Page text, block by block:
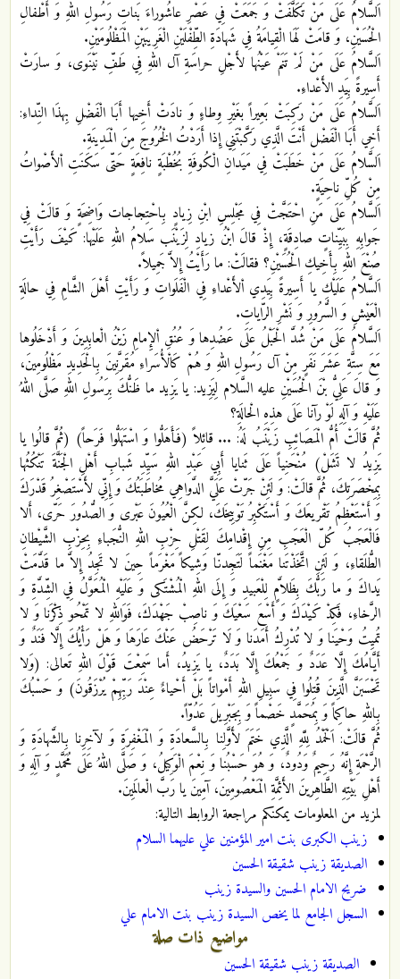
اَلسَّلامُ عَلَى مَنْ تَكَلَّفَتْ وَ جَمَعَتْ فِي عَصْرِ عاشُوراءَ بَناتِ رَسُولِ اللهِ وَ أَطْفالِ
الْحُسَيْنِ، وَ قامَتْ لَهَا الْقِيامَةُ فِي شَهادَةِ الطِّفْلَيْنِ الْغَرِيبَيْنِ الْمَظْلُومَيْنِ.
اَلسَّلامُ عَلَى مَنْ لَمْ تَنَمْ عَيْنُها لأَجْلِ حراسَةِ آل اللهِ فِي طَفِّ نَيْنَوى، وَ سارَتْ
أَسِيرةً بِيَدِ الأَعْداءِ.
اَلسَّلامُ عَلَى مَنْ رَكِبَتْ بَعِيراً بغَيْرِ وِطاءٍ وَ نادَتْ أَخِيها أَبَا الْفَضْلِ بِهذَا النِّداءِ:
أَخِي أَبَا الْفَضْل أَنْتَ الَّذِي رَكَّبْتَنِي إِذا أَرَدْتُ الْخُرُوجَ مِنَ الْمَدِينَةِ.
اَلسَّلامُ عَلَى مَنْ خَطَبَتْ فِي مَيَدانِ الْكُوفَةِ بُخُطْبَةٍ نافِعَةٍ حَتّى سَكَنَتِ اْلأَصْواتُ
مِنْ كُلِّ ناحِيَةٍ.
اَلسَّلامُ عَلَى مَنِ احْتَجَّتْ فِي مَجْلِسِ ابْنِ زِيادٍ بِاحْتِجاجات وَاضِحَةٍ وَ قالَتْ فِي
جَوابِهِ بِبَيِّناتٍ صادِقَةٍ، إِذْ قالَ ابْنُ زيادِ لِزَيْنَب سَلامُ اللهِ عَلَيْها: كَيْفَ رَأَيْتِ
صُنْعَ اللهِ بِأَخِيكِ الْحُسَيْنِ؟ فقالَتْ: ما رَأَيْتُ إِلاَّ جَمِيلاً.
اَلسَّلامُ عَلَيْكِ يا أَسِيرةً بِيَدِي اْلأَعْداءِ فِي الْفَلَواتِ وَ رَأَيْتِ أَهْلَ الشَّامِ فِي حالَةِ
الْعَيْشِ وَ السُّرُورِ وَ نَشْرِ الرّاياتِ.
اَلسَّلامُ عَلَى مَنْ شُدَّ الْحَبْلُ عَلَى عَضُدِها وَ عُنُقِ اْلإِمامِ زَيْنُ الْعابِدِينَ وَ أَدْخَلُوها
مَعَ سِتَّةِ عَشَرَ نَفَرٍ مِنْ آل رَسُولِ اللهِ وَ هُمْ كَاْلأُسَراءِ مُقَرَّنِينَ بِالْحَدِيدِ مَظْلُومِينَ،
وَ قالَ عَلِيُّ بْنَ الْحُسَيْنِ عليه السَّلام لِيَزِيد: يا يَزِيد ما ظَنُّكَ بِرَسُولِ اللهِ صَلَّى اللهُ
عَلَيْهِ وَ آلِهِ لَوْ رآنا عَلَى هذِهِ الْحالَةِ؟
ثُمَّ قالَتْ أُمُّ الْمَصَائِبِ زَيْنَبُ لَهُ: ... قائِلاً (فَأَهَلُّوا وَ اسْتَهَلُّوا فَرَحاً) (ثُمَّ قالُوا يا
يَزِيدُ لا تَشَلْ) مُنْحَنِياً عَلَى ثَنايا أَبِي عَبْدِ اللهِ سَيِّدِ شَبابِ أَهْلِ الْجَنَّةَ تَنْكُثُها
بِمِخْصَرَتِكَ، ثُمَّ قالَتْ: وَ لَئِنْ جَرّتْ عَلَيَّ الدَّواهِي مُخاطَبَتُكَ وَ إِنِّي لأَسْتَصْغِرُ قَدْرَكَ
وَ أَسْتَعْظِمُ تَقْريعَكَ وَ أَسْتَكْبِرُ تَوْبِيخَكَ، لكِنَّ الْعُيُونَ عَبْرى وَ الصُّدُورَ حَرّى، أَلا
فَالْعَجَبُ كُلّ الْعَجَبِ مِنِ إِقْدامِكَ لِقَتْلِ حِزْبِ اللهِ النُّجَباءِ بِحِزْبِ الشَّيْطانِ
الطُّلَقاءِ، وَ لَئِنِ اتَّخَذْتَنا مَغْنَماً لَتَجِدنّا وَشِيكاً مَغْرَماً حِينَ لا تَجِدُ إِلاَّ ما قَدَّمَتْ
يَداكَ وَ ما رَبُّكَ بِظَلاَّمٍ لِلْعَبيدِ وَ إِلَى اللهِ الْمُشْتَكى وَ عَلَيْهِ الْمُعَوَّلُ فِي الشِّدَّةِ وَ
الرَّخاءِ، فَكِدْ كَيْدَكَ وَ أَسْعَ سَعْيَكَ وَ ناصِبْ جَهْدَكَ، فَوَاللهِ لا تَمْحُو ذِكْرَنا وَ لا
تُميِتُ وَحْيَنا وَ لا تُدْرِكُ أَمَدَنا وَ لَا تَرْحَضُ عَنْكَ عَارَهَا وَ هَلْ رَأْيُكَ‏ إِلَّا فَنَدٌ وَ
أَيَّامُكَ إِلَّا عَدَدٌ وَ جَمْعُكَ إِلَّا بَدَدٌ، يا يَزِيدُ، أَما سَمِعْتَ قَوْلَ اللهِ تَعالى: (وَلا
تَحْسَبَنَّ الَّذِينَ قُتِلُوا فِي سَبِيلِ اللهِ أَمْواتاً بَلْ أَحْياءٌ عِنْدَ رَبِّهِمْ يُرْزَقُونَ) وَ حَسْبُكَ
بِاللهِ حاكِماً وَ بِمُحَمَّدٍ خَصْماً وَ بِجَبْرِيلَ عَدُوّاً.
ثُمَّ قالَتْ: اَلْحَمْدُ لِلَّهِ الَّذِي خَتَمَ لأَوَّلِنا بِالسَّعادَةِ وَ الْمَغْفِرَةِ وَ لآخِرِنا بِالشَّهادَةِ وَ
الرَّحْمَةِ إِنَّهُ رَحِيمٌ وَدُودٌ، وَ هُوَ حَسْبُنا وَ نِعْمَ الْوَكِيلُ، وَ صَلَّى اللهُ عَلَى مُحَمَّدٍ وَ آلِهِ وَ
أَهْلِ بَيْتِهِ الطَّاهِرينَ الأَئِمَّةِ الْمَعْصُومِينَ، آمِينَ يا رَبَّ الْعالَمِينَ.
لمزيد من المعلومات يمكنكم مراجعة الروابط التالية:
زينب الكبرى بنت امير المؤمنين علي عليهما ‌السلام
الصديقة زينب شقيقة الحسين
ضريح الامام الحسين والسيدة زينب
السجل الجامع لما يخص السيدة زينب بنت الامام علي
مواضيع ذات صلة
الصديقة زينب شقيقة الحسين